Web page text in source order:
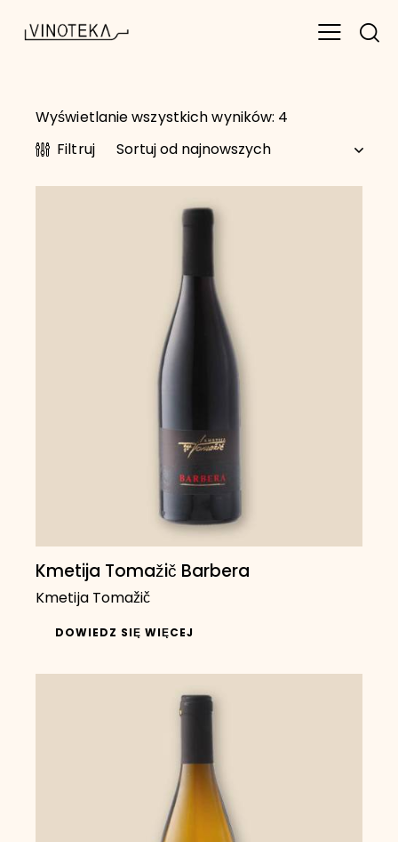
Wyświetlanie wszystkich wyników: 4
Filtruj
Kmetija Tomažič Barbera
Kmetija Tomažič
DOWIEDZ SIĘ WIĘCEJ